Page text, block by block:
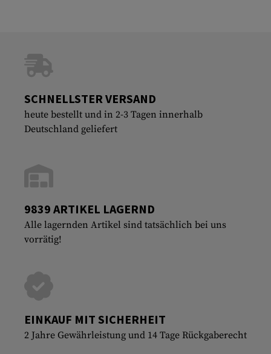
SCHNELLSTER VERSAND
heute bestellt und in 2-3 Tagen innerhalb
Deutschland geliefert
9839 ARTIKEL LAGERND
Alle lagernden Artikel sind tatsächlich bei uns
vorrätig!
EINKAUF MIT SICHERHEIT
2 Jahre Gewährleistung und 14 Tage Rückgaberecht